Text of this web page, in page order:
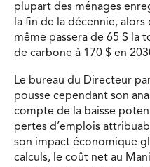
plupart des ménages
la fin de la décennie,
même passera de 65 $ la
de carbone à 170 $ en
Le bureau du Directeur
pousse cependant son
compte de la baisse
pertes d’emplois
son impact économique
calculs, le coût net au